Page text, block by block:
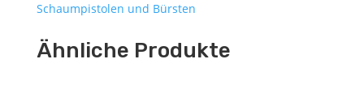
Schaumpistolen und Bürsten
Ähnliche Produkte